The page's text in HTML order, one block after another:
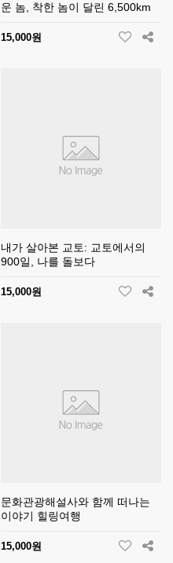
운 놈, 착한 놈이 달린 6,500km
15,000원
내가 살아본 교토: 교토에서의
900일, 나를 돌보다
15,000원
문화관광해설사와 함께 떠나는
이야기 힐링여행
15,000원